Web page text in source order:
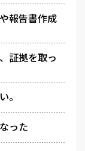
報告書作成
証拠を取っ
。
った